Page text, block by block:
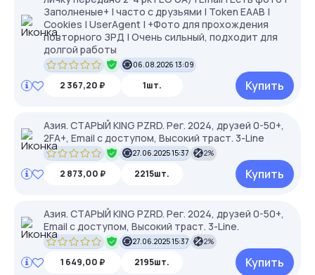
Заполненые+ | часто с друзьями | Token EAAB |
Cookies | UserAgent | +Фото для прохождения
повторного ЗРД | Очень сильный, подходит для
долгой работы
06.08.2026 13:09
2 367,20 ₽ 1шт. Купить
Азия. СТАРЫЙ KING PZRD. Рег. 2024, друзей 0-50+,
2FA+, Email с доступом, Высокий траст. 3-Line
27.06.2025 15:37 2%
2 873,00 ₽ 2215шт. Купить
Азия. СТАРЫЙ KING PZRD. Рег. 2024, друзей 0-50+,
Email с доступом, Высокий траст. 3-Line.
27.06.2025 15:37 2%
1 649,00 ₽ 2195шт. Купить